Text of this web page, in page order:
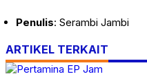
Penulis: Serambi Jambi
ARTIKEL TERKAIT